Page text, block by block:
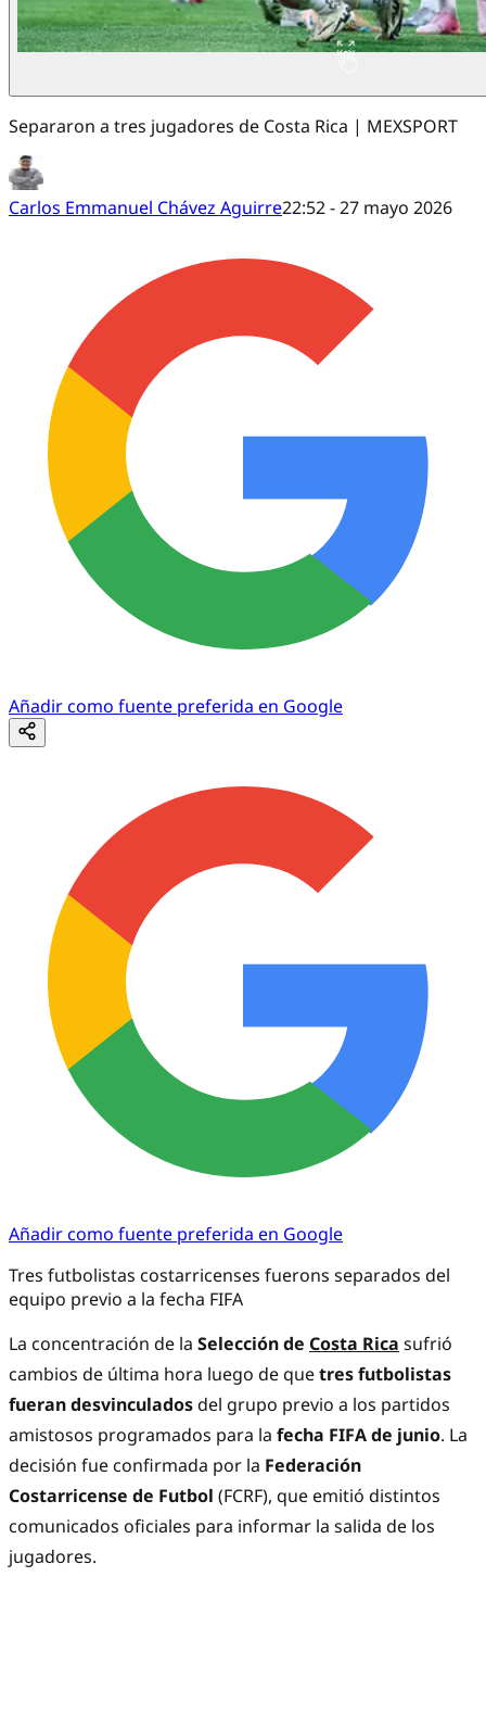
Separaron a tres jugadores de Costa Rica | MEXSPORT
Carlos Emmanuel Chávez Aguirre22:52 - 27 mayo 2026
Añadir como fuente preferida en Google
Añadir como fuente preferida en Google
Tres futbolistas costarricenses fuerons separados del
equipo previo a la fecha FIFA
La concentración de la Selección de Costa Rica sufrió
cambios de última hora luego de quetres futbolistas
fueran desvinculadosdel grupo previo a los partidos
amistosos programados para la fecha FIFA de junio. La
decisión fue confirmada por la Federación
Costarricense de Futbol (FCRF), que emitió distintos
comunicados oficiales para informar la salida de los
jugadores.